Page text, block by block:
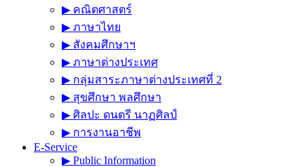
▶︎ คณิตศาสตร์
▶︎ ภาษาไทย
▶︎ สังคมศึกษาฯ
▶︎ ภาษาต่างประเทศ
▶︎ กลุ่มสาระภาษาต่างประเทศที่ 2
▶︎ สุขศึกษา พลศึกษา
▶︎ ศิลปะ ดนตรี นาฏศิลป์
▶︎ การงานอาชีพ
E-Service
▶︎ Public Information